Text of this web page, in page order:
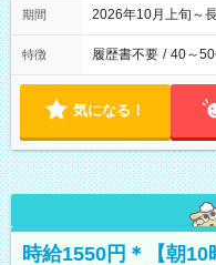
期間 2026年10月上旬～
特徴 履歴書不要 / 40～
気になる！
時給1550円＊【朝10